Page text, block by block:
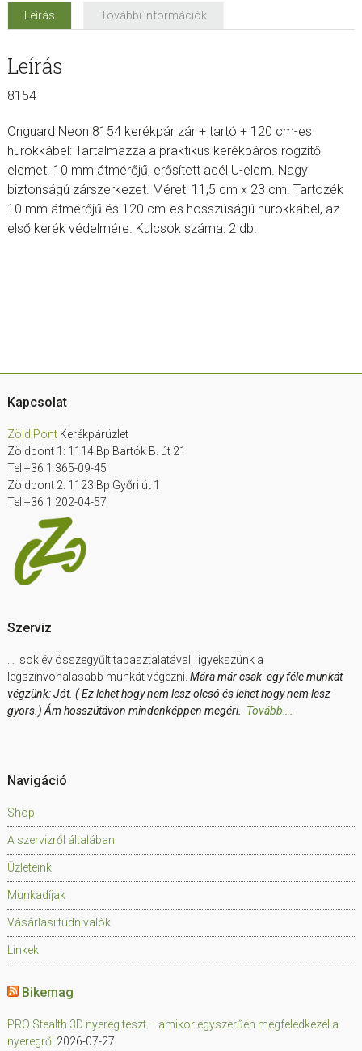
Leírás További információk
Leírás
8154
Onguard Neon 8154 kerékpár zár + tartó + 120 cm-es
hurokkábel: Tartalmazza a praktikus kerékpáros rögzítő
elemet. 10 mm átmérőjű, erősített acél U-elem. Nagy
biztonságú zárszerkezet. Méret: 11,5 cm x 23 cm. Tartozék
10 mm átmérőjű és 120 cm-es hosszúságú hurokkábel, az
első kerék védelmére. Kulcsok száma: 2 db.
Footer
Kapcsolat
Zöld PontKerékpárüzlet
Zöldpont 1: 1114 Bp Bartók B. út 21
Tel:+36 1 365-09-45
Zöldpont 2: 1123 Bp Győri út 1
Tel:+36 1 202-04-57
Szerviz
… sok év összegyűlt tapasztalatával, igyekszünk a
legszínvonalasabb munkát végezni. Mára már csak egy féle munkát
végzünk: Jót. ( Ez lehet hogy nem lesz olcsó és lehet hogy nem lesz
gyors.) Ám hosszútávon mindenképpen megéri. Tovább….
Navigáció
Shop
A szervizről általában
Üzleteink
Munkadíjak
Vásárlási tudnivalók
Linkek
Bikemag
PRO Stealth 3D nyereg teszt – amikor egyszerűen megfeledkezel a
nyeregről 2026-07-27